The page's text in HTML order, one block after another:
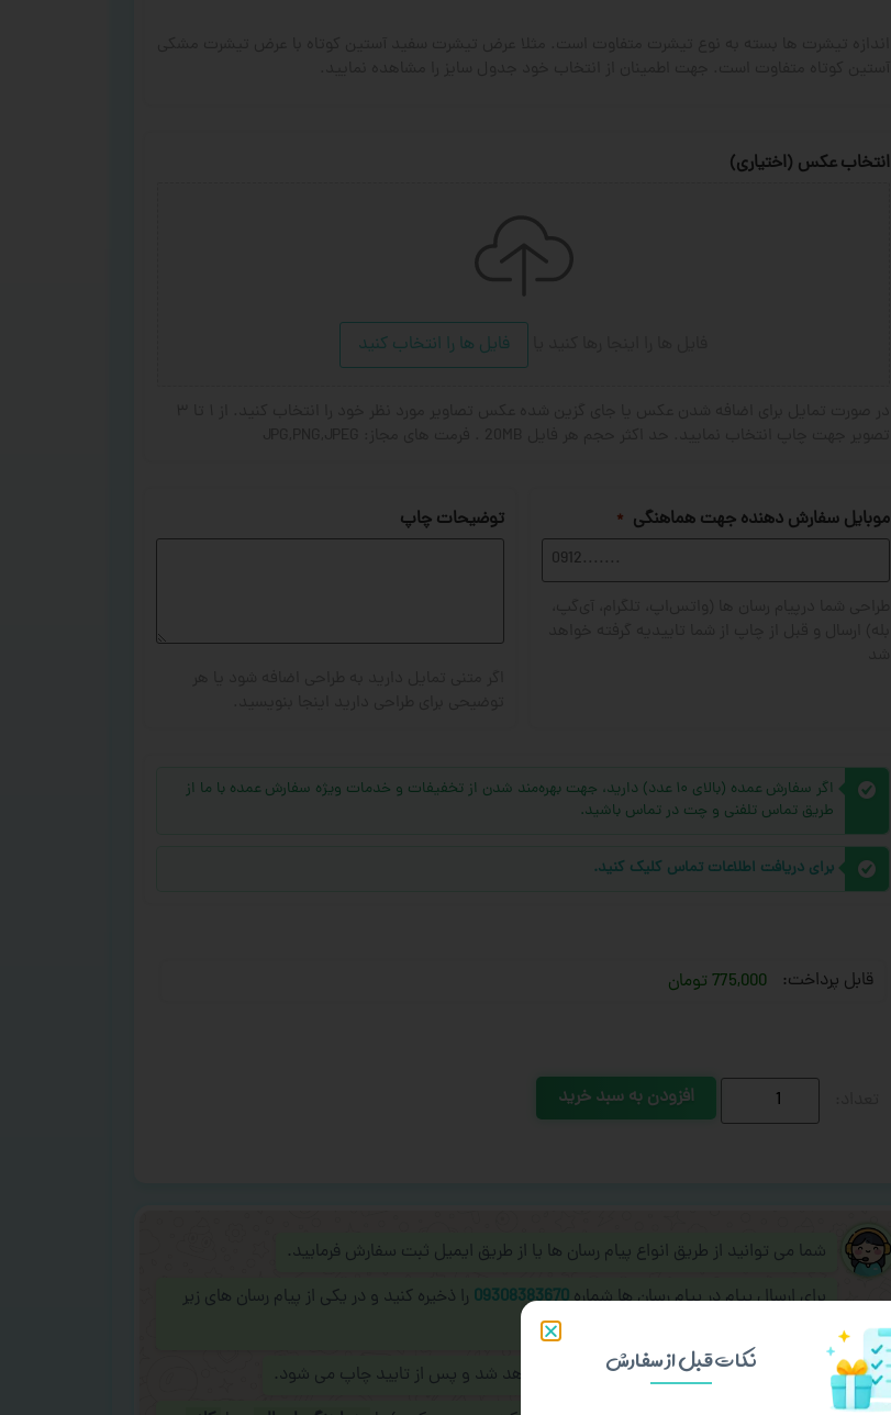
انتخاب عکس (اختیاری)
فایل ها را انتخاب کنید
موبایل سفارش دهنده جهت هماهنگی * توضیحات چاپ
اگر سفارش عمده (بالای ۱۰ عدد) دارید، جهت بهره‌مند شدن از تخفیفات و خدمات ویژه سفارش عمده با ما از
طریق تماس تلفنی و چت در تماس باشید.
برای دریافت اطلاعات تماس کلیک کنید.
قابل پرداخت: 775,000 تومان
افزودن به سبد خرید
شما می توانید از طریق انواع پیام رسان ها یا از طریق ایمیل ثبت سفارش فرمایید.
برای ارسال پیام در پیام رسان ها شماره09308383670 را ذخیره کنید و در یکی از پیام رسان های زیر
طراحی نهایی قبل از چاپ برای شما ارسال خواهد شد و پس از تایید چاپ می شود.
نکات قبل از سفارش